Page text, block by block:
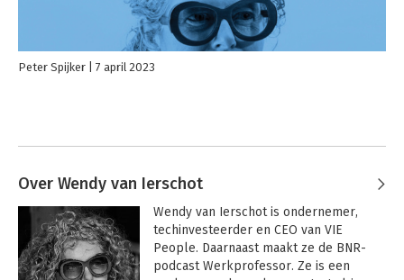
Peter Spijker 7 april 2023
Over Wendy van Ierschot
Wendy van Ierschot is ondernemer,
techinvesteerder en CEO van VIE
People. Daarnaast maakt ze de BNR-
podcast Werkprofessor. Ze is een